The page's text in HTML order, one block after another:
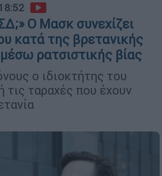
Ο Μασκ συνεχίζει
κατά της βρετανικής
ρατσιστικής βίας
ο ιδιοκτήτης του
ταραχές που έχουν